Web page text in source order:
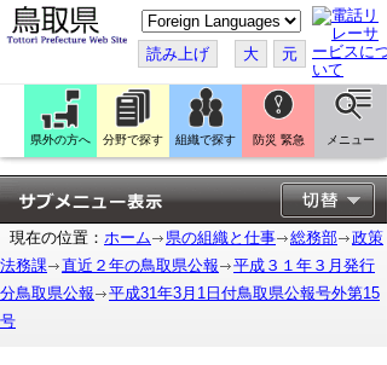
こ
の
ペ
ー
ジ
翻
訳
す
る
読み上げ 大 元
県外の方へ 分野で探す 組織で探す 防災 緊急 メニュー
現在の位置： ホーム 県の組織と仕事 総務部
政策
法務課
直近２年の鳥取県公報
平成３１年３月発行
分鳥取県公報
平成31年3月1日付鳥取県公報号外第15
号